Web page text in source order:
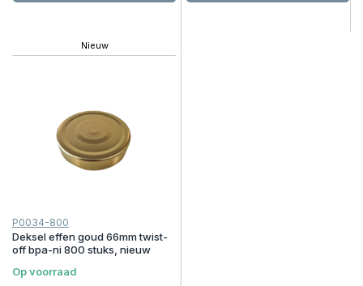
Nieuw
P0034-800
Deksel effen goud 66mm twist-
off bpa-ni 800 stuks, nieuw
Op voorraad